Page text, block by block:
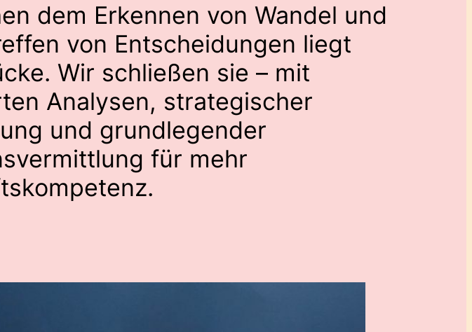
dem Erkennen von Wandel und
von Entscheidungen liegt
Wir schließen sie – mit
Analysen, strategischer
und grundlegender
für mehr